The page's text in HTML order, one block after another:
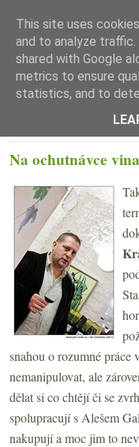
Na ochutnávce
snahou o rozumné práce
nemanipulovat, ale
dělat si co chtějí či se
spolupracují s Alešem
nakupují a moc jim to
This site uses
and to analyze traffic.
shared with Google
metrics to ensure
statistics, and to